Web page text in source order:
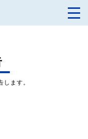
ます。